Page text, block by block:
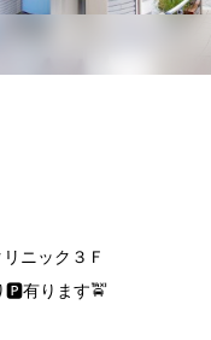
ニック３Ｆ
🅿️有ります🚖